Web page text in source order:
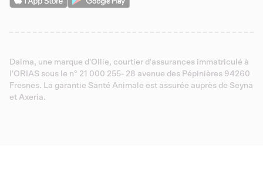
Dalma, une marque d'Ollie, courtier d'assurances immatriculé à
l'ORIAS sous le n° 21 000 255- 28 avenue des Pépinières 94260
Fresnes. La garantie Santé Animale est assurée auprès de Seyna
et Axeria.